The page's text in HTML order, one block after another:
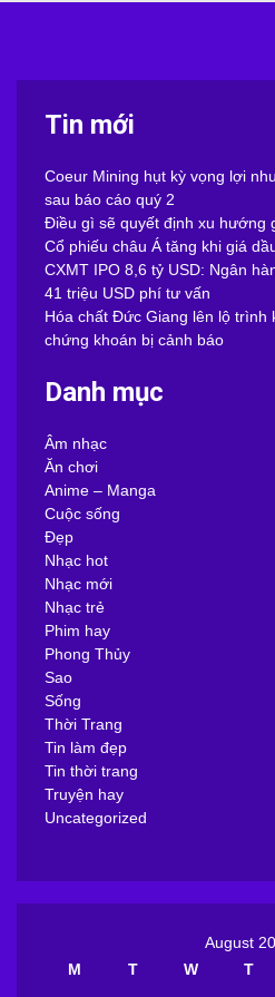
Tin mới
Coeur Mining hụt kỳ vọng lợi
sau báo cáo quý 2
Điều gì sẽ quyết định xu hướng
Cổ phiếu châu Á tăng khi giá
CXMT IPO 8,6 tỷ USD: Ngân
41 triệu USD phí tư vấn
Hóa chất Đức Giang lên lộ trình
chứng khoán bị cảnh báo
Danh mục
Âm nhạc
Ăn chơi
Anime – Manga
Cuộc sống
Đẹp
Nhạc hot
Nhạc mới
Nhạc trẻ
Phim hay
Phong Thủy
Sao
Sống
Thời Trang
Tin làm đẹp
Tin thời trang
Truyện hay
Uncategorized
August
M
T W T